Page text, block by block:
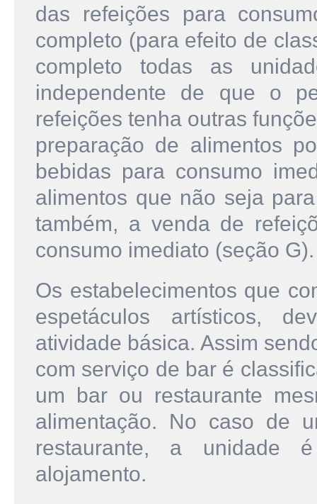
das refeições para
completo (para efeito de
completo todas as
independente de que o
refeições tenha outras
preparação de alimentos
bebidas para consumo
alimentos que não seja
também, a venda de
consumo imediato (seção G).
Os estabelecimentos que
espetáculos artísticos,
atividade básica. Assim
com serviço de bar é
um bar ou restaurante
alimentação. No caso de
restaurante, a unidade
alojamento.